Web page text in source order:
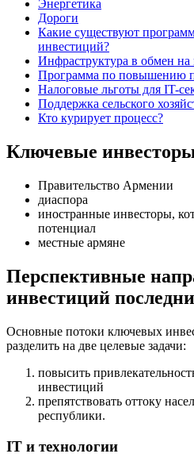
Энергетика
Дороги
Какие существуют
инвестиций?
Инфраструктура в обмен на
Программа по повышению
Налоговые льготы для IT-
Поддержка сельского
Кто курирует процесс?
Ключевые
Правительство Армении
диаспора
иностранные инвесторы,
потенциал
местные армяне
Перспективные
инвестиций
Основные потоки ключевых
разделить на две целевые задачи:
повысить
инвестиций
препятствовать оттоку
республики.
IT и технологии